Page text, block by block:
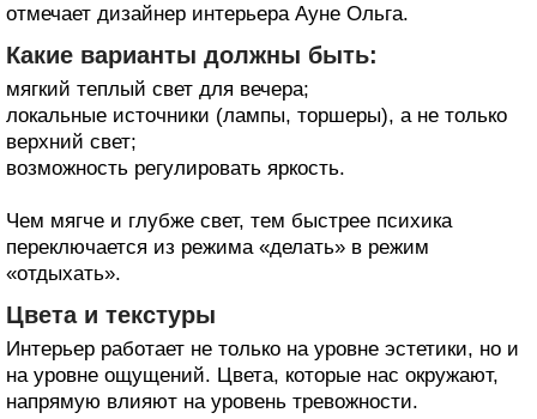
отмечает дизайнер интерьера Ауне Ольга.
Какие варианты должны быть:
мягкий теплый свет для вечера;
локальные источники (лампы, торшеры), а не только
верхний свет;
возможность регулировать яркость.
Чем мягче и глубже свет, тем быстрее психика
переключается из режима «делать» в режим
«отдыхать».
Цвета и текстуры
Интерьер работает не только на уровне эстетики, но и
на уровне ощущений. Цвета, которые нас окружают,
напрямую влияют на уровень тревожности.